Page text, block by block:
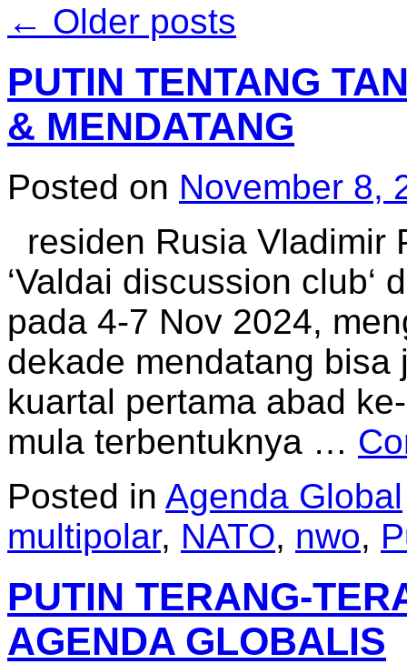
← Older posts
PUTIN TENTANG
& MENDATANG
Posted on November 8,
residen Rusia Vladimir
‘Valdai discussion
pada 4-7 Nov 2024,
dekade mendatang
kuartal pertama abad
mula terbentuknya …
Posted in Agenda Global
multipolar, NATO, nwo,
PUTIN TERANG-
AGENDA GLOBALIS